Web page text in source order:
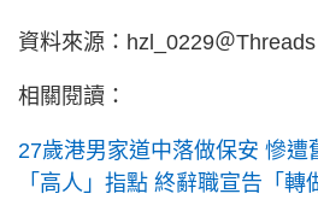
資料來源：hzl_0229＠Threads
相關閱讀：
27歲港男家道中落做保安 慘遭
「高人」指點 終辭職宣告「轉